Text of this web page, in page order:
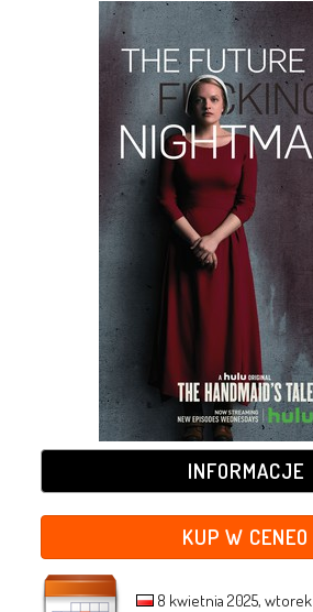
INFORMACJE
KUP W CENEO
8 kwietnia 2025, wtorek